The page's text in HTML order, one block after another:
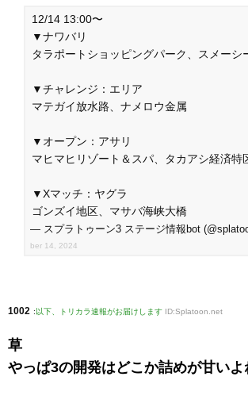
12/14 13:00〜
▼ナワバリ
タラポートショッピングパーク、スメーシ
▼チャレンジ：エリア
マテガイ放水路、ナメロウ金属
▼オープン：アサリ
マヒマヒリゾート＆スパ、タカアシ経済特
▼Xマッチ：ヤグラ
ゴンズイ地区、マサバ海峡大橋
— スプラトゥーン3 ステージ情報bot
ber 14, 2024
1002 : 以下、トリカラ速報がお届けします ID:Splatoon.net
草
やっぱ3の開発はどこか詰めが甘いよ